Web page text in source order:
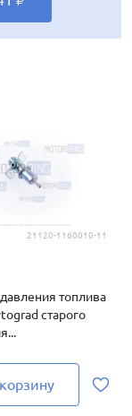
21120-1160010-11
топлива
старого